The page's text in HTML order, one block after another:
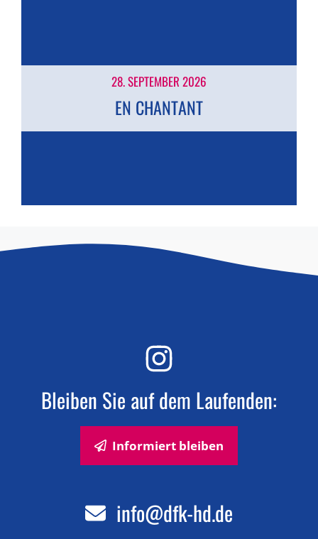
28. SEPTEMBER 2026
EN CHANTANT
Bleiben Sie auf dem Laufenden:
Informiert bleiben
info@dfk-hd.de